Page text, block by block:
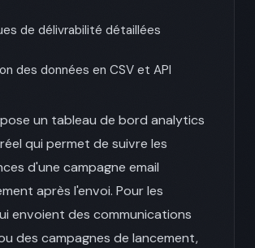
de délivrabilité détaillées
des données en CSV et API
un tableau de bord analytics
qui permet de suivre les
d'une campagne email
après l'envoi. Pour les
envoient des communications
des campagnes de lancement,